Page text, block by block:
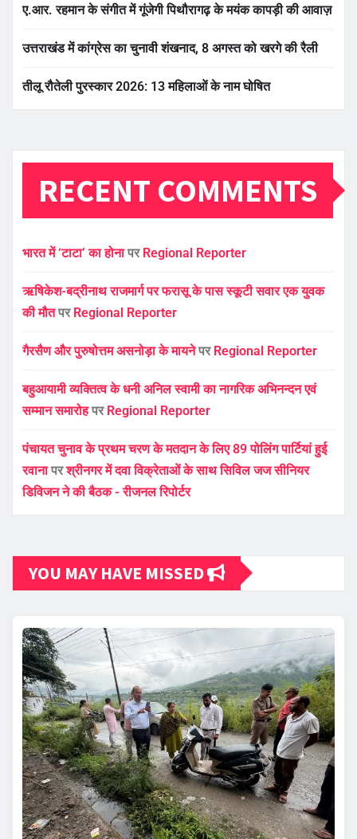
ए.आर. रहमान के संगीत में गूंजेगी पिथौरागढ़ के मयंक कापड़ी की आवाज़
उत्तराखंड में कांग्रेस का चुनावी शंखनाद, 8 अगस्त को खरगे की रैली
तीलू रौतेली पुरस्कार 2026: 13 महिलाओं के नाम घोषित
RECENT COMMENTS
भारत में ‘टाटा’ का होनापर Regional Reporter
ऋषिकेश-बद्रीनाथ राजमार्ग पर फरासू के पास स्कूटी सवार एक युवक
की मौतपर Regional Reporter
गैरसैण और पुरुषोत्तम असनोड़ा के मायनेपर Regional Reporter
बहुआयामी व्यक्तित्व के धनी अनिल स्वामी का नागरिक अभिनन्दन एवं
सम्मान समारोहपर Regional Reporter
पंचायत चुनाव के प्रथम चरण के मतदान के लिए 89 पोलिंग पार्टियां हुई
रवानापरश्रीनगर में दवा विक्रेताओं के साथ सिविल जज सीनियर
डिविजन ने की बैठक - रीजनल रिपोर्टर
YOU MAY HAVE MISSED